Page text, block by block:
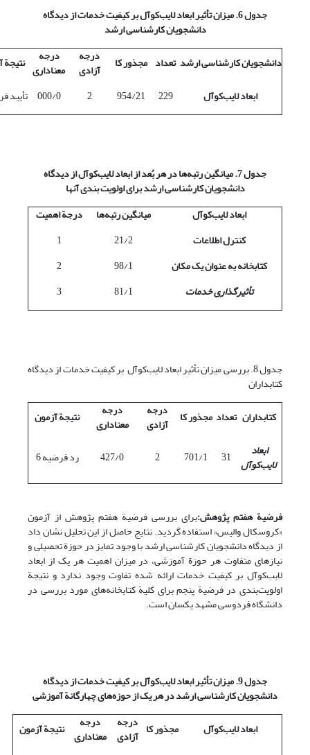
جدول 6. میزان تأثیر ابعاد لایب‌کوآل بر کیفیت خدمات از دیدگاه
دانشجویان کارشناسی ارشد
دانشجویان کارشناسی ارشد تعداد مجذور کا درجه
آزادی
درجه
معناداری
ابعاد لایب‌کوآل
229
954/21
2
000/0 تأیید
جدول 7. میانگین رتبه‌ها در هر بُعد از ابعاد لایب‌کوآل از دیدگاه
دانشجویان کارشناسی ارشد برای اولویت بندی آنها
ابعاد لایب‌کوآل
میانگین رتبه‌ها
درجة اهمیت
کنترل اطلاعات
21/2
1
کتابخانه به عنوان یک مکان
98/1
2
تأثیرگذاری خدمات
81/1
3
جدول 8. بررسی میزان تأثیر ابعاد لایب‌کوآل بر کیفیت خدمات از دیدگاه
کتابداران
کتابداران تعداد مجذور کا درجه
آزادی
درجه
معناداری
نتیجة آزمون
ابعاد
لایب‌کوآل 31
701/1
2
427/0 رد فرضیه 6
فرضیة هفتم پژوهش:برای بررسی فرضیة هفتم پژوهش از آزمون
«کروسکال والیس» استفاده گردید. نتایج حاصل از این تحلیل‌ نشان داد
از دیدگاه دانشجویان کارشناسی ارشد با وجود تمایز در حوزة تحصیلی و
نیازهای متفاوت هر حوزة آموزشی، در میزان اهمیت هر یک از ابعاد
لایب‌کوآل بر کیفیت خدمات ارائه شده تفاوت وجود ندارد و نتیجة
اولویت‌بندی در فرضیة پنجم برای کلیة کتابخانه‌های مورد بررسی در
دانشگاه فردوسی مشهد یکسان است.
جدول 9. میزان تأثیر ابعاد لایب‌کوآل بر کیفیت خدمات از دیدگاه
دانشجویان کارشناسی ارشد در هر یک از حوزه‌های چهارگانة آموزشی
ابعاد لایب‌کوآل
مجذور کا درجه
آزادی
درجه
معناداری نتیجة آزمون